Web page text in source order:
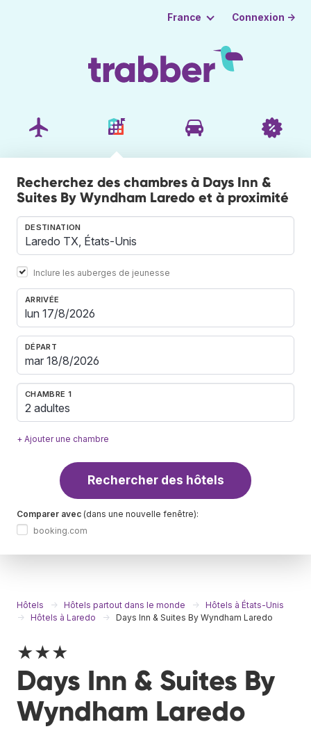
France Connexion →
Recherchez des chambres à Days Inn &
Suites By Wyndham Laredo et à proximité
DESTINATION
Inclure les auberges de jeunesse
ARRIVÉE
DÉPART
CHAMBRE 1
2 adultes
+ Ajouter une chambre
Rechercher des hôtels
Comparer avec (dans une nouvelle fenêtre):
booking.com
Hôtels Hôtels partout dans le monde
Hôtels à États-Unis
Hôtels à Laredo
Days Inn & Suites By Wyndham Laredo
★★★
Days Inn & Suites By
Wyndham Laredo